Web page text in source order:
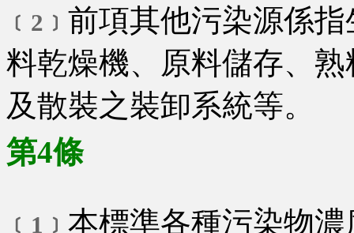
﹝2﹞ 前項其他污染源係
料乾燥機、原料儲存、
及散裝之裝卸系統等。
第4條
﹝1﹞ 本標準各種污染物